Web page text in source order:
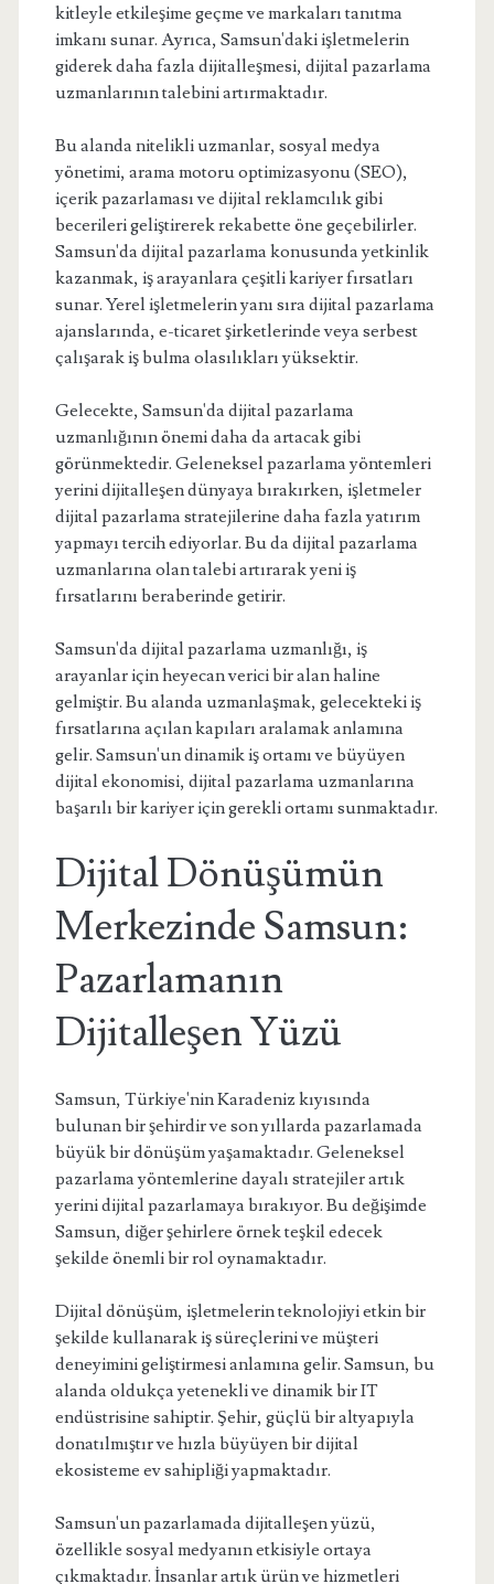
kitleyle etkileşime geçme ve markaları tanıtma
imkanı sunar. Ayrıca, Samsun'daki işletmelerin
giderek daha fazla dijitalleşmesi, dijital pazarlama
uzmanlarının talebini artırmaktadır.
Bu alanda nitelikli uzmanlar, sosyal medya
yönetimi, arama motoru optimizasyonu (SEO),
içerik pazarlaması ve dijital reklamcılık gibi
becerileri geliştirerek rekabette öne geçebilirler.
Samsun'da dijital pazarlama konusunda yetkinlik
kazanmak, iş arayanlara çeşitli kariyer fırsatları
sunar. Yerel işletmelerin yanı sıra dijital pazarlama
ajanslarında, e-ticaret şirketlerinde veya serbest
çalışarak iş bulma olasılıkları yüksektir.
Gelecekte, Samsun'da dijital pazarlama
uzmanlığının önemi daha da artacak gibi
görünmektedir. Geleneksel pazarlama yöntemleri
yerini dijitalleşen dünyaya bırakırken, işletmeler
dijital pazarlama stratejilerine daha fazla yatırım
yapmayı tercih ediyorlar. Bu da dijital pazarlama
uzmanlarına olan talebi artırarak yeni iş
fırsatlarını beraberinde getirir.
Samsun'da dijital pazarlama uzmanlığı, iş
arayanlar için heyecan verici bir alan haline
gelmiştir. Bu alanda uzmanlaşmak, gelecekteki iş
fırsatlarına açılan kapıları aralamak anlamına
gelir. Samsun'un dinamik iş ortamı ve büyüyen
dijital ekonomisi, dijital pazarlama uzmanlarına
başarılı bir kariyer için gerekli ortamı sunmaktadır.
Dijital Dönüşümün
Merkezinde Samsun:
Pazarlamanın
Dijitalleşen Yüzü
Samsun, Türkiye'nin Karadeniz kıyısında
bulunan bir şehirdir ve son yıllarda pazarlamada
büyük bir dönüşüm yaşamaktadır. Geleneksel
pazarlama yöntemlerine dayalı stratejiler artık
yerini dijital pazarlamaya bırakıyor. Bu değişimde
Samsun, diğer şehirlere örnek teşkil edecek
şekilde önemli bir rol oynamaktadır.
Dijital dönüşüm, işletmelerin teknolojiyi etkin bir
şekilde kullanarak iş süreçlerini ve müşteri
deneyimini geliştirmesi anlamına gelir. Samsun, bu
alanda oldukça yetenekli ve dinamik bir IT
endüstrisine sahiptir. Şehir, güçlü bir altyapıyla
donatılmıştır ve hızla büyüyen bir dijital
ekosisteme ev sahipliği yapmaktadır.
Samsun'un pazarlamada dijitalleşen yüzü,
özellikle sosyal medyanın etkisiyle ortaya
çıkmaktadır. İnsanlar artık ürün ve hizmetleri